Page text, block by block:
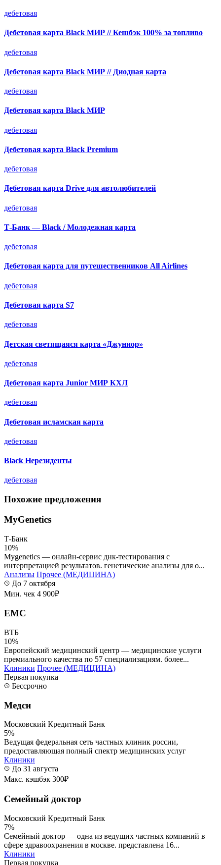
дебетовая
Дебетовая карта Black МИР // Кешбэк 100% за топливо
дебетовая
Дебетовая карта Black МИР // Диодная карта
дебетовая
Дебетовая карта Black МИР
дебетовая
Дебетовая карта Black Premium
дебетовая
Дебетовая карта Drive для автолюбителей
дебетовая
Т-Банк — Black / Молодежная карта
дебетовая
Дебетовая карта для путешественников All Airlines
дебетовая
Дебетовая карта S7
дебетовая
Детская светящаяся карта «Джуниор»
дебетовая
Дебетовая карта Junior МИР КХЛ
дебетовая
Дебетовая исламская карта
дебетовая
Black Нерезиденты
дебетовая
Похожие предложения
MyGenetics
Т-Банк
10%
Mygenetics — онлайн-сервис днк-тестирования с
интерпретацией результатов. генетические анализы для о...
Анализы Прочее (МЕДИЦИНА)
До 7 октября
Мин. чек 4 900₽
ЕМС
ВТБ
10%
Европейский медицинский центр — медицинские услуги
премиального качества по 57 специализациям. более...
Клиники Прочее (МЕДИЦИНА)
Первая покупка
Бессрочно
Медси
Московский Кредитный Банк
5%
Ведущая федеральная сеть частных клиник россии,
предоставляющая полный спектр медицинских услуг
Клиники
До 31 августа
Макс. кэшбэк 300₽
Семейный доктор
Московский Кредитный Банк
7%
Семейный доктор — одна из ведущих частных компаний в
сфере здравоохранения в москве. представлена 16...
Клиники
Первая покупка